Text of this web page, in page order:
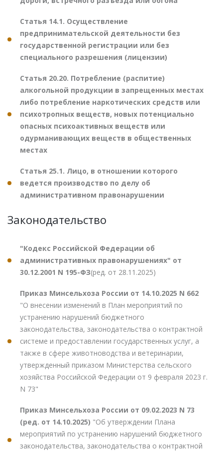
Статья 14.1. Осуществление
предпринимательской деятельности без
государственной регистрации или без
специального разрешения (лицензии)
Статья 20.20. Потребление (распитие)
алкогольной продукции в запрещенных местах
либо потребление наркотических средств или
психотропных веществ, новых потенциально
опасных психоактивных веществ или
одурманивающих веществ в общественных
местах
Статья 25.1. Лицо, в отношении которого
ведется производство по делу об
административном правонарушении
Законодательство
"Кодекс Российской Федерации об
административных правонарушениях" от
30.12.2001 N 195-ФЗ(ред. от 28.11.2025)
Приказ Минсельхоза России от 14.10.2025 N 662
"О внесении изменений в План мероприятий по
устранению нарушений бюджетного
законодательства, законодательства о контрактной
системе и предоставлении государственных услуг, а
также в сфере животноводства и ветеринарии,
утвержденный приказом Министерства сельского
хозяйства Российской Федерации от 9 февраля 2023 г.
N 73"
Приказ Минсельхоза России от 09.02.2023 N 73
(ред. от 14.10.2025) "Об утверждении Плана
мероприятий по устранению нарушений бюджетного
законодательства, законодательства о контрактной